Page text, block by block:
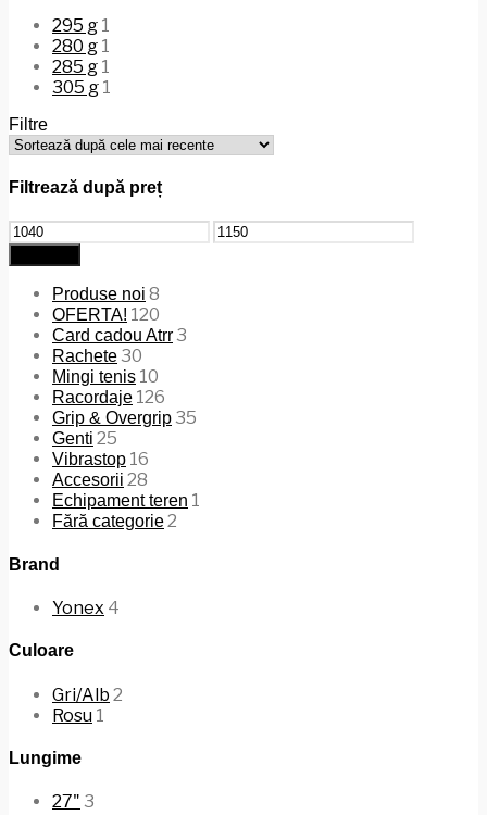
295 g 1
280 g 1
285 g 1
305 g 1
Filtre
Filtrează după preț
Preț
minim
Preț
maxim
Produse noi 8
OFERTA! 120
Card cadou Atrr3
Rachete30
Mingi tenis 10
Racordaje 126
Grip & Overgrip35
Genti 25
Vibrastop 16
Accesorii 28
Echipament teren 1
Fără categorie2
Brand
Yonex 4
Culoare
Gri/Alb 2
Rosu 1
Lungime
27" 3